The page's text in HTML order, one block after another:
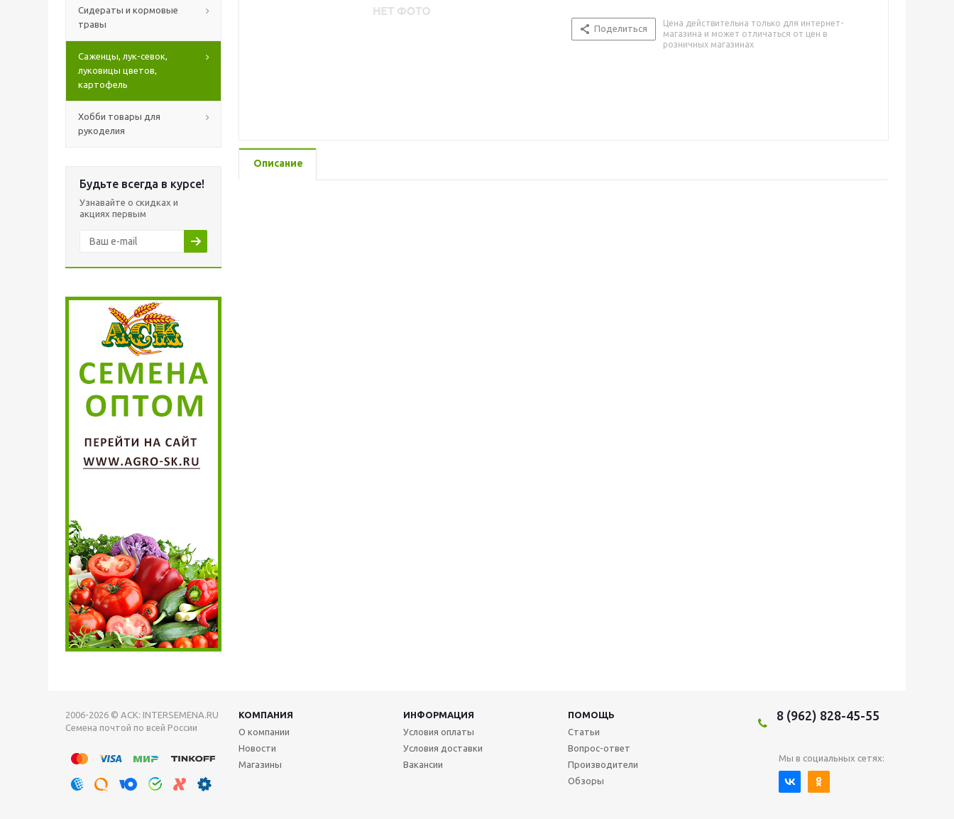
Сидераты и кормовые
травы
Саженцы, лук-севок,
луковицы цветов,
картофель
Хобби товары для
рукоделия
Будьте всегда в курсе!
Узнавайте о скидках и
акциях первым
Поделиться
Цена действительна только для интернет-
магазина и может отличаться от цен в
розничных магазинах
Описание
2006-2026 © АСК: INTERSEMENA.RU
Семена почтой по всей России
КОМПАНИЯ ИНФОРМАЦИЯ
ПОМОЩЬ
О компании
Новости
Магазины
Условия оплаты
Условия доставки
Вакансии
Статьи
Вопрос-ответ
Производители
Обзоры
8 (962) 828-45-55
Мы в социальных сетях: